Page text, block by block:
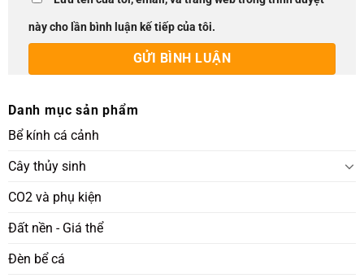
này cho lần bình luận kế tiếp của tôi.
Danh mục sản phẩm
Bể kính cá cảnh
Cây thủy sinh
CO2 và phụ kiện
Đất nền - Giá thể
Đèn bể cá